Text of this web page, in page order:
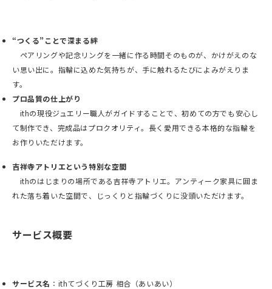
“つくる”ことで深まる絆
ペアリングや記念リングを一緒に作る時間そのものが、かけがえのな
い思い出に。指輪に込めた気持ちが、手に触れるたびによみがえりま
す。
プロ品質の仕上がり
ithの現役ジュエリー職人がガイドすることで、初めての方でも安心し
て制作でき、完成品はプロクオリティ。長く愛用できる本格的な指輪を
お作りいただけます。
吉祥寺アトリエという特別な空間
ithのはじまりの場所である吉祥寺アトリエ。アンティーク家具に囲ま
れた落ち着いた空間で、じっくりと指輪づくりに没頭いただけます。
サービス概要
サービス名 ：ithてづくり工房 相合（あいあい）